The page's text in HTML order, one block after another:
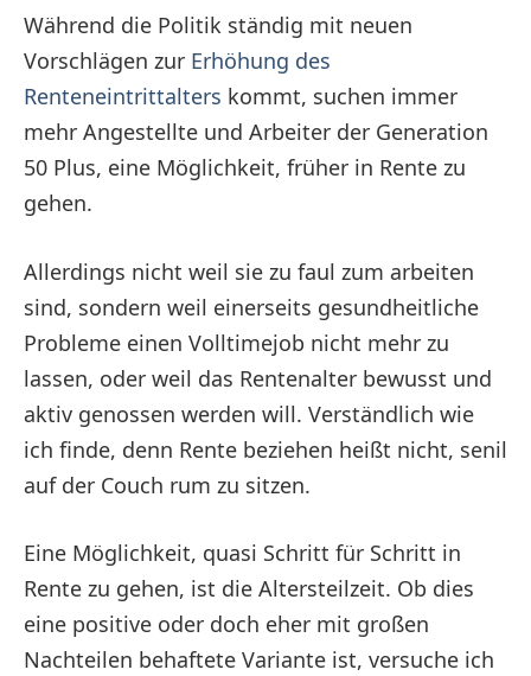
Während die Politik ständig mit neuen
Vorschlägen zur Erhöhung des
Renteneintrittalters kommt, suchen immer
mehr Angestellte und Arbeiter der Generation
50 Plus, eine Möglichkeit, früher in Rente zu
gehen.
Allerdings nicht weil sie zu faul zum arbeiten
sind, sondern weil einerseits gesundheitliche
Probleme einen Volltimejob nicht mehr zu
lassen, oder weil das Rentenalter bewusst und
aktiv genossen werden will. Verständlich wie
ich finde, denn Rente beziehen heißt nicht, senil
auf der Couch rum zu sitzen.
Eine Möglichkeit, quasi Schritt für Schritt in
Rente zu gehen, ist die Altersteilzeit. Ob dies
eine positive oder doch eher mit großen
Nachteilen behaftete Variante ist, versuche ich